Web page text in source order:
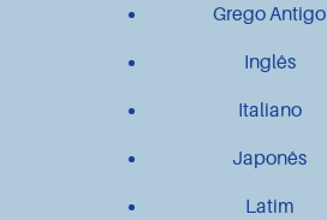
Grego Antigo
Inglês
Italiano
Japonês
Latim